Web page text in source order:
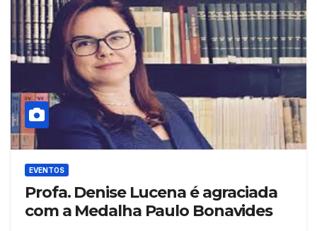
EVENTOS
Profa. Denise Lucena é agraciada
com a Medalha Paulo Bonavides